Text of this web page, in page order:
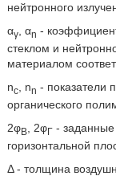
нейтронного
αγ, αn -
стеклом и
материалом
nc, nn - показатели
органического
2φВ , 2φГ- заданные
горизонтальной
Δ - толщина